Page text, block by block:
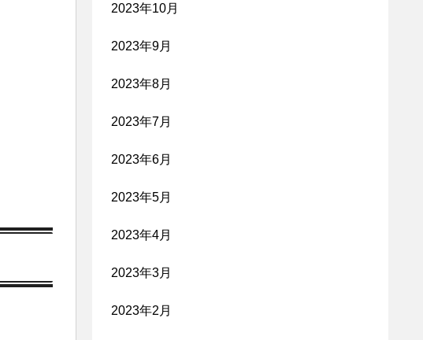
2023年10月
2023年9月
2023年8月
2023年7月
2023年6月
2023年5月
2023年4月
2023年3月
2023年2月